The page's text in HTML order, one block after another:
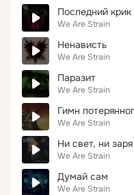
Последний крик
We Are Strain
Ненависть
We Are Strain
Паразит
We Are Strain
Гимн
We Are Strain
Ни свет, ни заря
We Are Strain
Думай сам
We Are Strain